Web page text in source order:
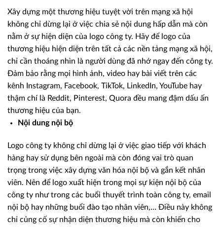
Xây dựng một thương hiệu tuyệt vời trên mạng xã hội
không chỉ dừng lại ở việc chia sẻ nội dung hấp dẫn mà còn
nằm ở sự hiện diện của logo công ty. Hãy để logo của
thương hiệu hiện diện trên tất cả các nền tảng mạng xã hội,
chỉ cần thoáng nhìn là người dùng đã nhớ ngay đến công ty.
Đảm bảo rằng mọi hình ảnh, video hay bài viết trên các
kênh Instagram, Facebook, TikTok, LinkedIn, YouTube hay
thậm chí là Reddit, Pinterest, Quora đều mang đậm dấu ấn
thương hiệu của bạn.
Nội dung nội bộ
Logo công ty không chỉ dừng lại ở việc giao tiếp với khách
hàng hay sử dụng bên ngoài mà còn đóng vai trò quan
trọng trong việc xây dựng văn hóa nội bộ và gắn kết nhân
viên. Nên để logo xuất hiện trong mọi sự kiện nội bộ của
công ty như trong các buổi thuyết trình toàn công ty, email
nội bộ hay những buổi đào tạo nhân viên,… Điều này không
chỉ củng cố sự nhận diện thương hiệu mà còn khiến cho